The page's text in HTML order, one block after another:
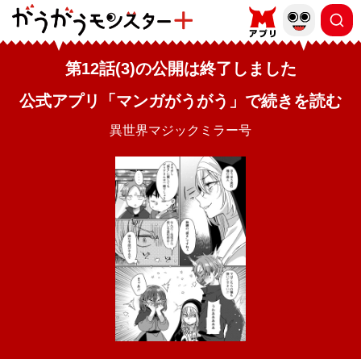
第12話(3)の公開は終了しました
公式アプリ「マンガがうがう」で続きを読む
異世界マジックミラー号